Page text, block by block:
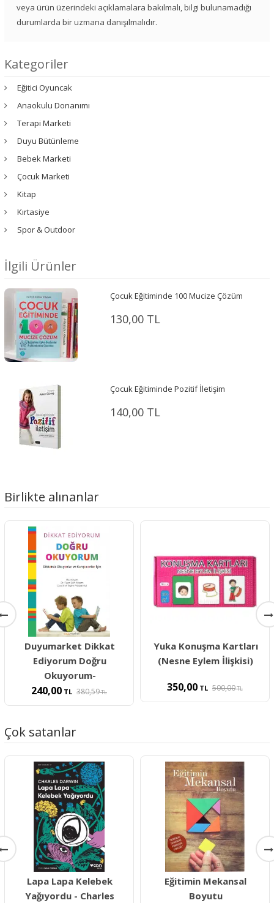
veya ürün üzerindeki açıklamalara bakılmalı, bilgi bulunamadığı
durumlarda bir uzmana danışılmalıdır.
Kategoriler
Eğitici Oyuncak
Anaokulu Donanımı
Terapi Marketi
Duyu Bütünleme
Bebek Marketi
Çocuk Marketi
Kitap
Kırtasiye
Spor & Outdoor
İlgili Ürünler
Çocuk Eğitiminde 100 Mucize Çözüm
130,00 TL
Çocuk Eğitiminde Pozitif İletişim
140,00 TL
Birlikte alınanlar
Duyumarket Dikkat
Ediyorum Doğru
Okuyorum-
240,00 TL 380,59TL
Yuka Konuşma Kartları
(Nesne Eylem İlişkisi)
350,00 TL 500,00TL
Çok satanlar
Lapa Lapa Kelebek
Yağıyordu - Charles
Eğitimin Mekansal
Boyutu